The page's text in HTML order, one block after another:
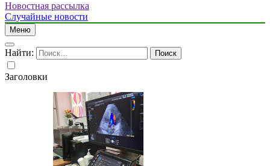
Новостная рассылка
Случайные новости
Меню
Найти:
Заголовки